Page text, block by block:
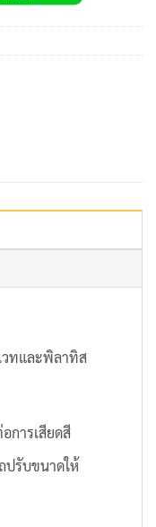
วทและพิลาทิส
การเสียดสี
ปรับขนาดให้